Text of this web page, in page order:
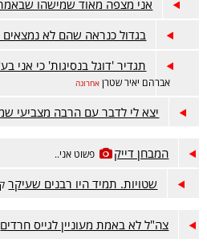
אני מצפה מאוד שמישהו שבאמת
בגדול כנראה שהם לא נמצאים
תגדיר 'דוגל בנסיגות' כי אני
אברהם יאיר שטרן אחרונה
יצא לי לדבר עם הרבה מצביעי
המבחן דייק פשוט אני..
שטויות. תמיד היו רבנים שעיקר
צה"ל לא באמת מעוניין לגייס חרדים